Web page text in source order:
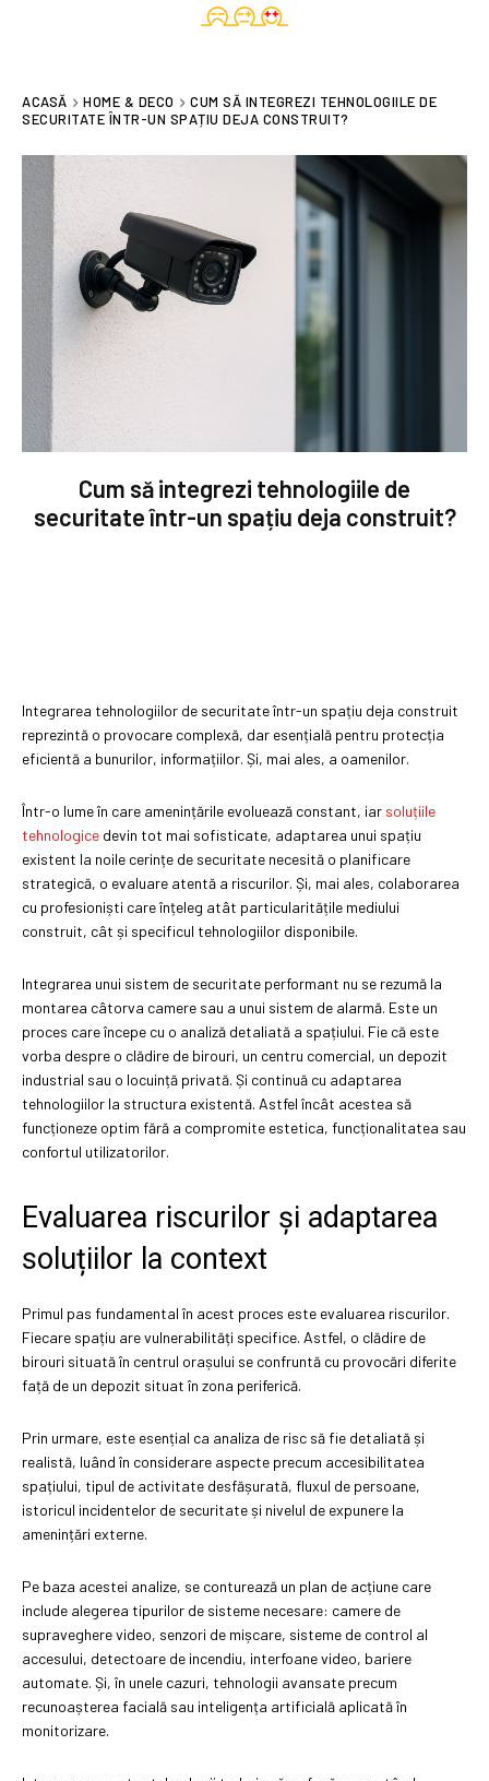
ACASĂ HOME & DECO
CUM SĂ INTEGREZI TEHNOLOGIILE DE
SECURITATE ÎNTR-UN SPAȚIU DEJA CONSTRUIT?
Cum să integrezi tehnologiile de
securitate într-un spațiu deja construit?
Integrarea tehnologiilor de securitate într-un spațiu deja construit
reprezintă o provocare complexă, dar esențială pentru protecția
eficientă a bunurilor, informațiilor. Și, mai ales, a oamenilor.
Într-o lume în care amenințările evoluează constant, iar soluțiile
tehnologice devin tot mai sofisticate, adaptarea unui spațiu
existent la noile cerințe de securitate necesită o planificare
strategică, o evaluare atentă a riscurilor. Și, mai ales, colaborarea
cu profesioniști care înțeleg atât particularitățile mediului
construit, cât și specificul tehnologiilor disponibile.
Integrarea unui sistem de securitate performant nu se rezumă la
montarea câtorva camere sau a unui sistem de alarmă. Este un
proces care începe cu o analiză detaliată a spațiului. Fie că este
vorba despre o clădire de birouri, un centru comercial, un depozit
industrial sau o locuință privată. Și continuă cu adaptarea
tehnologiilor la structura existentă. Astfel încât acestea să
funcționeze optim fără a compromite estetica, funcționalitatea sau
confortul utilizatorilor.
Evaluarea riscurilor și adaptarea
soluțiilor la context
Primul pas fundamental în acest proces este evaluarea riscurilor.
Fiecare spațiu are vulnerabilități specifice. Astfel, o clădire de
birouri situată în centrul orașului se confruntă cu provocări diferite
față de un depozit situat în zona periferică.
Prin urmare, este esențial ca analiza de risc să fie detaliată și
realistă, luând în considerare aspecte precum accesibilitatea
spațiului, tipul de activitate desfășurată, fluxul de persoane,
istoricul incidentelor de securitate și nivelul de expunere la
amenințări externe.
Pe baza acestei analize, se conturează un plan de acțiune care
include alegerea tipurilor de sisteme necesare: camere de
supraveghere video, senzori de mișcare, sisteme de control al
accesului, detectoare de incendiu, interfoane video, bariere
automate. Și, în unele cazuri, tehnologii avansate precum
recunoașterea facială sau inteligența artificială aplicată în
monitorizare.